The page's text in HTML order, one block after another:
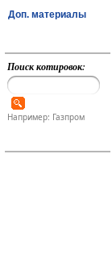
Доп. материалы
Поиск котировок:
Например: Газпром